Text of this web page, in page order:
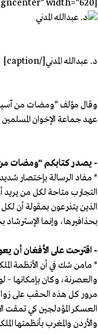
[caption id="attachment_55242977" align="aligncenter" width="620"]
د. عبدالله المدني[/caption]
وقال مؤلف "ومضات من
عهد جماعة الإخوان
- يصدر كتابكم "ومضات من
* مفاد الرسالة بإختصار
التجارب متاحة لكل من يريد
الذين يتذرعون بمقولة أن
بحذافيرها، وإنما
- اقترحت على الأفغان أن
* مامن شك في أن الأنظمة
والعصرنة، وكان بإمكانها –
مرور كل هذه الحقب على زوال
العسكر المؤدلجين كي تمقت
والأردن والمغرب بأنظمتها